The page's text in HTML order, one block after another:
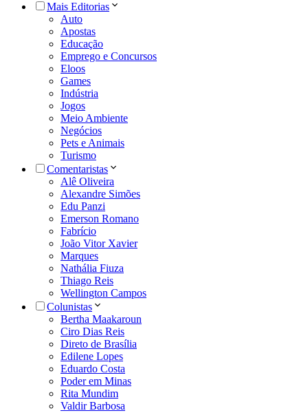
Mais Editorias
Auto
Apostas
Educação
Emprego e Concursos
Eloos
Games
Indústria
Jogos
Meio Ambiente
Negócios
Pets e Animais
Turismo
Comentaristas
Alê Oliveira
Alexandre Simões
Edu Panzi
Emerson Romano
Fabrício
João Vitor Xavier
Marques
Nathália Fiuza
Thiago Reis
Wellington Campos
Colunistas
Bertha Maakaroun
Ciro Dias Reis
Direto de Brasília
Edilene Lopes
Eduardo Costa
Poder em Minas
Rita Mundim
Valdir Barbosa